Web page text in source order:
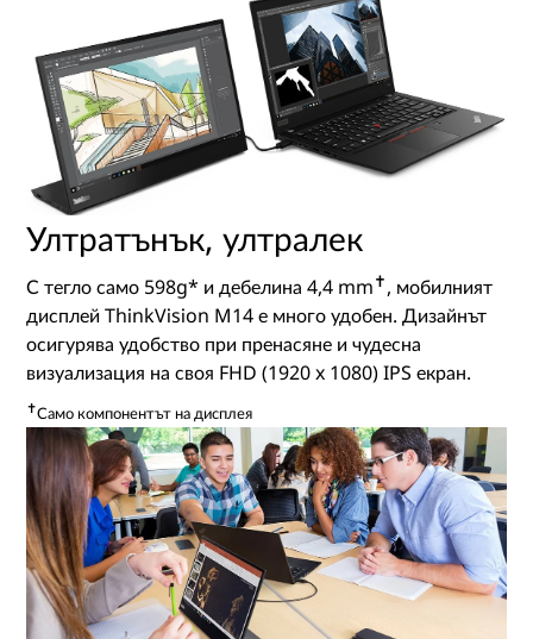
Ултратънък, ултралек
С тегло само 598g* и дебелина 4,4 mm✝, мобилният
дисплей ThinkVision M14 е много удобен. Дизайнът
осигурява удобство при пренасяне и чудесна
визуализация на своя FHD (1920 x 1080) IPS екран.
✝Само компонентът на дисплея